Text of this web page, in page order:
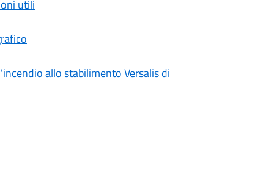
utili
allo stabilimento Versalis di